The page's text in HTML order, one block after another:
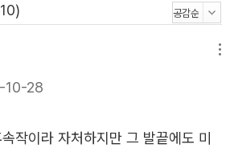
뜻하다. 이 따뜻함을 바탕으로 앤 드
인류 미래에 대한 낭만적 낙관을 탐구
시 보고 과학적으로 각성하라고 속
책에서 칼 세이건이 역설한 꿈에서
었던 ‘코스모스 세대’ 독자들은 ‘코
28
작이라 자처하지만 그 발끝에도 미